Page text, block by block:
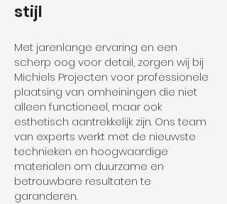
stijl
Met jarenlange ervaring en een
scherp oog voor detail, zorgen wij bij
Michiels Projecten voor professionele
plaatsing van omheiningen die niet
alleen functioneel, maar ook
esthetisch aantrekkelijk zijn. Ons team
van experts werkt met de nieuwste
technieken en hoogwaardige
materialen om duurzame en
betrouwbare resultaten te
garanderen.